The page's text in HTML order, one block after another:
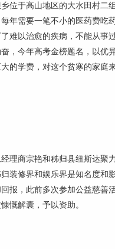
于高山地区的大水田村二
年需要一笔不小的医药费
难以治愈的疾病，不能从
，今年高考金榜题名，以
的学费，对这个贫寒的家庭
商宗艳和秭归县纽斯达聚
装修界和娱乐界是知名度
报，此前多次参加公益慈
慨解囊，予以资助。